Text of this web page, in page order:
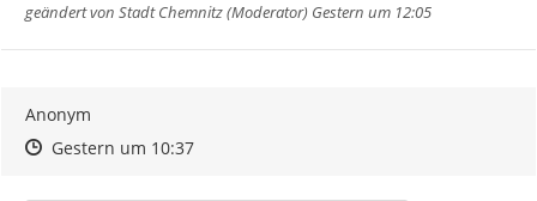
geändert von Stadt Chemnitz (Moderator) Gestern um 12:05
Anonym
Zeitpunkt des Erstellens
Zeitpunkt des Erstellens
Gestern um 10:37Zur Äußerung